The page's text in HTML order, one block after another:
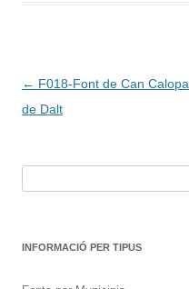
Navegación
de
← F018-Font de Can Calopa
de Dalt
INFORMACIÓ PER TIPUS